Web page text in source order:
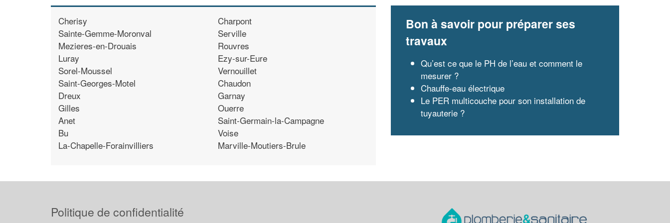
Cherisy
Sainte-Gemme-Moronval
Mezieres-en-Drouais
Luray
Sorel-Moussel
Saint-Georges-Motel
Dreux
Gilles
Anet
Bu
La-Chapelle-Forainvilliers
Charpont
Serville
Rouvres
Ezy-sur-Eure
Vernouillet
Chaudon
Garnay
Ouerre
Saint-Germain-la-Campagne
Voise
Marville-Moutiers-Brule
Bon à savoir pour préparer ses
travaux
Qu’est ce que le PH de l’eau et comment le
mesurer ?
Chauffe-eau électrique
Le PER multicouche pour son installation de
tuyauterie ?
Politique de confidentialité